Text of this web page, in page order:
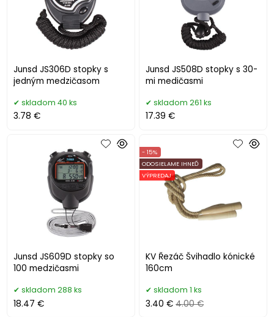
Junsd JS306D stopky s
jedným medzičasom
skladom 40 ks
3.78 €
Junsd JS508D stopky s 30-
mi medičasmi
skladom 261 ks
17.39 €
Junsd JS609D stopky so
100 medzičasmi
skladom 288 ks
18.47 €
KV Řezáč Švihadlo kónické
160cm
- 15%
ODOSIELAME IHNEĎ
VÝPREDAJ
skladom 1 ks
3.40 € 4.00 €